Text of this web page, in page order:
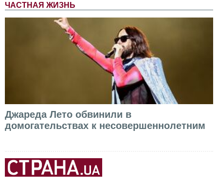
ЧАСТНАЯ ЖИЗНЬ
Джареда Лето обвинили в
домогательствах к несовершеннолетним